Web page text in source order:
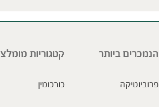
הנמכרים ביותר
פרוביוטיקה
קטגוריות
כורכומין